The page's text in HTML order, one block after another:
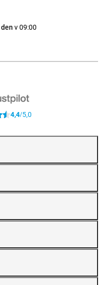
den v09:00
4,4/5,0